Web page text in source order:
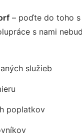
– poďte do toho s
s nami
služieb
poplatkov